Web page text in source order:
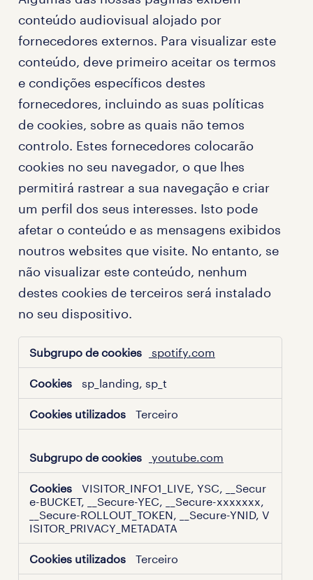
conteúdo audiovisual alojado por
fornecedores externos. Para visualizar este
conteúdo, deve primeiro aceitar os termos
e condições específicos destes
fornecedores, incluindo as suas políticas
de cookies, sobre as quais não temos
controlo. Estes fornecedores colocarão
cookies no seu navegador, o que lhes
permitirá rastrear a sua navegação e criar
um perfil dos seus interesses. Isto pode
afetar o conteúdo e as mensagens exibidos
noutros websites que visite. No entanto, se
não visualizar este conteúdo, nenhum
destes cookies de terceiros será instalado
no seu dispositivo.
Cookies
audiovisuais
spotify.com
sp_landing, sp_t
Terceiro
youtube.com
VISITOR_INFO1_LIVE, YSC, __Secur
e-BUCKET, __Secure-YEC, __Secure-xxxxxxx,
__Secure-ROLLOUT_TOKEN, __Secure-YNID, V
ISITOR_PRIVACY_METADATA
Terceiro